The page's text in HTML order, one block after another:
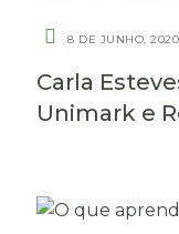
8 DE JUNHO, 2020
Carla
Unimark e
rotina das